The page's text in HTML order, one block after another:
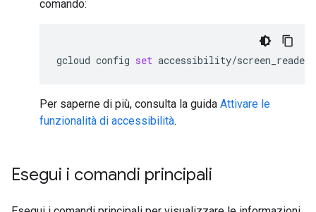
comando:
gcloud config set accessibility/screen_reader
Per saperne di più, consulta la guida Attivare le
funzionalità di accessibilità.
Esegui i comandi principali